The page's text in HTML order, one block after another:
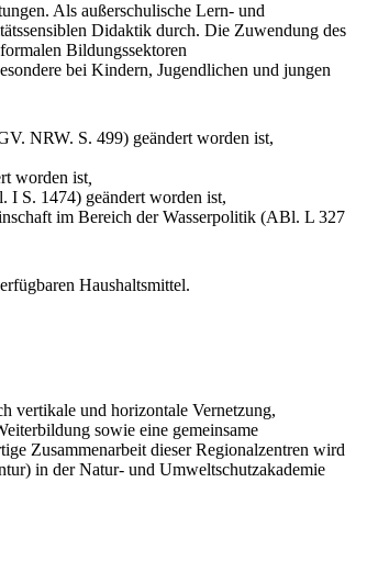
Als außerschulische Lern- und
Didaktik durch. Die Zuwendung des
Bildungssektoren
bei Kindern, Jugendlichen und jungen
NRW. S. 499) geändert worden ist,
worden ist
I S. 1474) geändert worden ist,
im Bereich der Wasserpolitik (ABl. L 327
Haushaltsmittel.
vertikale und horizontale Vernetzung,
sowie eine gemeinsame
Zusammenarbeit dieser Regionalzentren wird
in der Natur- und Umweltschutzakademie